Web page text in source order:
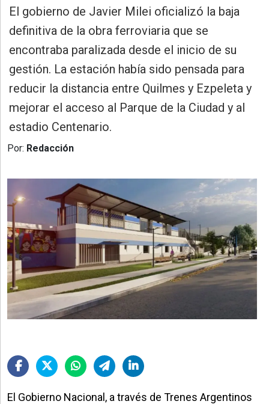
Provincia
»
Salud
»
Cultura
»
Educación
Sociedad
El gobierno de Javier Milei oficializó la baja
definitiva de la obra ferroviaria que se
encontraba paralizada desde el inicio de su
gestión. La estación había sido pensada para
reducir la distancia entre Quilmes y Ezpeleta y
mejorar el acceso al Parque de la Ciudad y al
estadio Centenario.
Por: Redacción
El Gobierno Nacional, a través de Trenes Argentinos